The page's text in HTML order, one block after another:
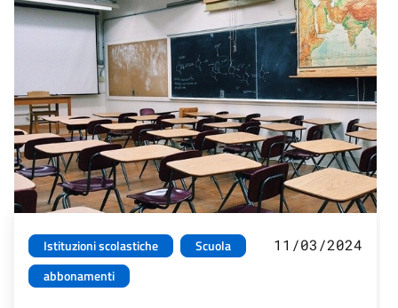
Istituzioni scolastiche
Scuola
abbonamenti
11/03/2024